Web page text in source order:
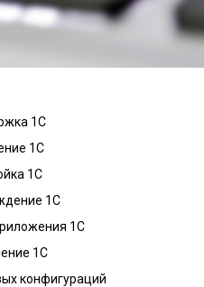
1С
1С
1С
1С
1С
1С
конфигураций